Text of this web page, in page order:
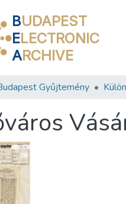
BUDAPEST
ELECTRONIC
ARCHIVE
Gyűjtemény